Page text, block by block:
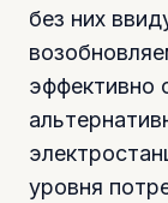
без них
эффективно
уровня